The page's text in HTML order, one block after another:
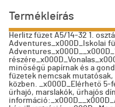
Termékleírás
Herlitz füzet A5/14-32 1.
Adventures_x000D_Iskolai
minőségű papírnak és a
füzetek nemcsak
közben. _x000D_Elérhető
űrhajó, marslakók, űrhajós